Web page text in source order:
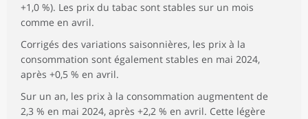
+1,0 %). Les prix du tabac sont stables sur un mois
comme en avril.
Corrigés des variations saisonnières, les prix à la
consommation sont également stables en mai 2024,
après +0,5 % en avril.
Sur un an, les prix à la consommation augmentent de
2,3 % en mai 2024, après +2,2 % en avril. Cette légère